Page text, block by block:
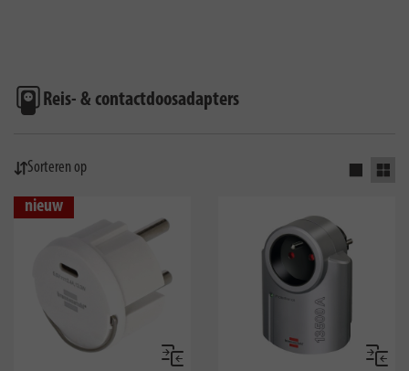
Reis- & contactdoosadapters
Sorteren op
nieuw
Vergelijken